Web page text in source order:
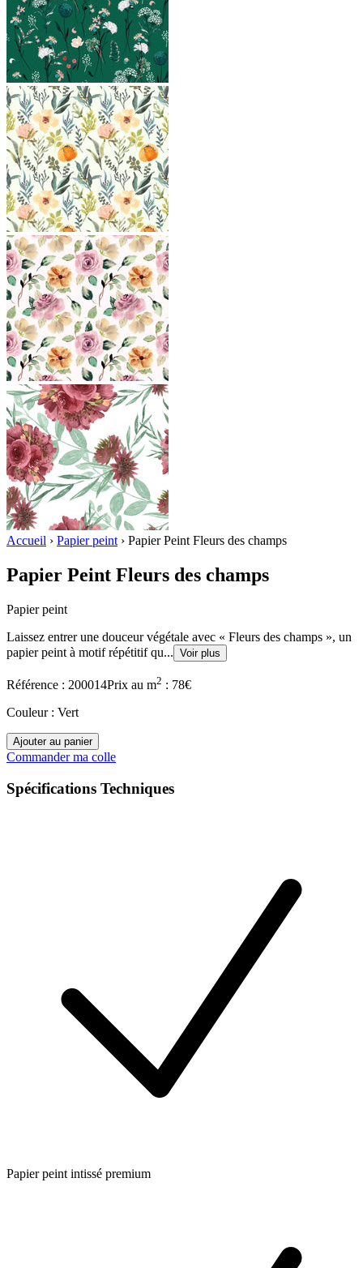
Accueil › Papier peint › Papier Peint Fleurs des champs
Papier Peint Fleurs des champs
Papier peint
Laissez entrer une douceur végétale avec « Fleurs des champs », un
papier peint à motif répétitif qu... Voir plus
Référence : 200014Prix au m2 : 78€
Couleur: Vert
Ajouter au panier
Commander ma colle
Spécifications Techniques
Papier peint intissé premium